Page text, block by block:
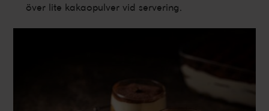
över lite kakaopulver vid servering.